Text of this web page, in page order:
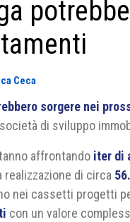
Ceca
sorgere nei
di sviluppo
affrontando iter di
realizzazione di circa
nei cassetti progetti
con un valore